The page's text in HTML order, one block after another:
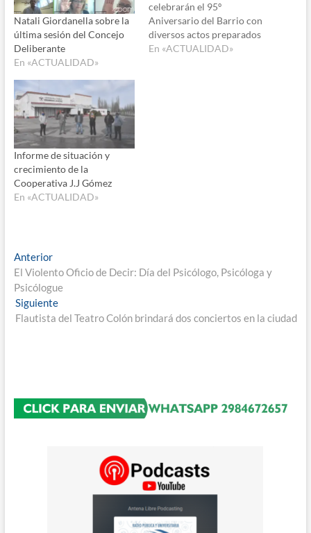
Natali Giordanella sobre la
última sesión del Concejo
Deliberante
En «ACTUALIDAD»
celebrarán el 95º
Aniversario del Barrio con
diversos actos preparados
para la oportunidad. Desde
En «ACTUALIDAD»
Informe de situación y
crecimiento de la
Cooperativa J.J Gómez
En «ACTUALIDAD»
Navegación
de
entradas
AnteriorEntrada
anterior:
El Violento Oficio de Decir: Día del Psicólogo, Psicóloga y
Psicólogue
SiguienteEntrada
siguiente:
Flautista del Teatro Colón brindará dos conciertos en la ciudad